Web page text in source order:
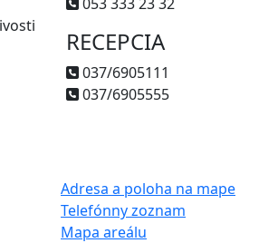
RECEPCIA
037/6905111
037/6905555
Adresa a poloha na mape
Telefónny zoznam
Mapa areálu